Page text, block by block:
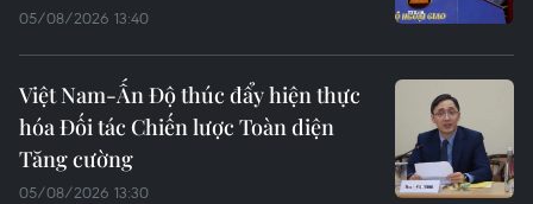
05/08/2026 13:40
Việt Nam-Ấn Độ thúc đẩy hiện thực
hóa Đối tác Chiến lược Toàn diện
Tăng cường
05/08/2026 13:30